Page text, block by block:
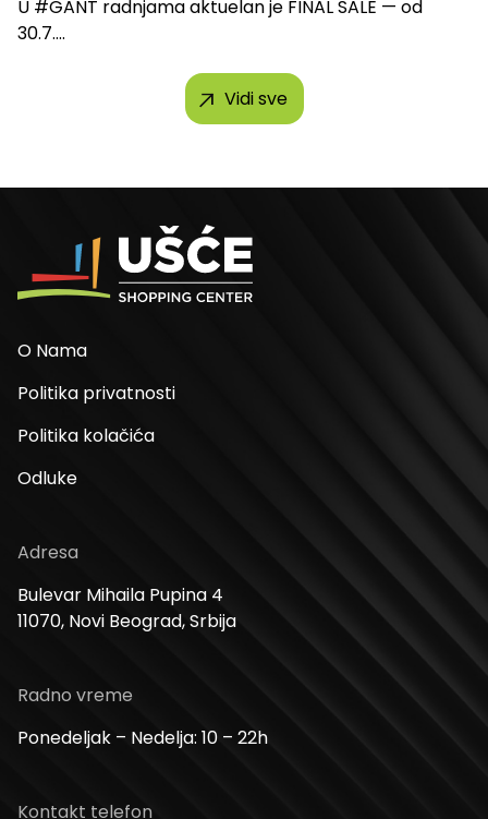
U #GANT radnjama aktuelan je FINAL SALE — od
30.7....
Vidi sve
O Nama
Politika privatnosti
Politika kolačića
Odluke
Adresa
Bulevar Mihaila Pupina 4
11070, Novi Beograd, Srbija
Radno vreme
Ponedeljak – Nedelja: 10 – 22h
Kontakt telefon